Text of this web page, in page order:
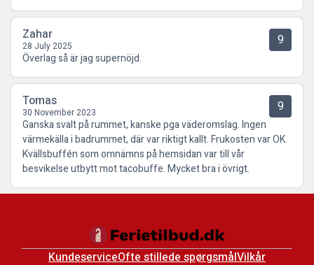
Zahar
28 July 2025 9
Överlag så är jag supernöjd.
Tomas
30 November 2023 9
Ganska svalt på rummet, kanske pga väderomslag. Ingen
värmekälla i badrummet, där var riktigt kallt. Frukosten var OK.
Kvällsbuffén som omnämns på hemsidan var till vår
besvikelse utbytt mot tacobuffe. Mycket bra i övrigt.
KundeserviceOfte stillede spørgsmålVilkår